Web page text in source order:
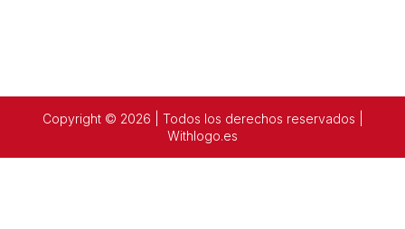
Copyright © 2026 | Todos los derechos reservados |
Withlogo.es